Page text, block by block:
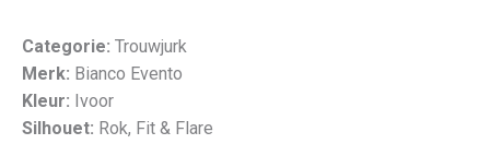
Categorie: Trouwjurk
Merk: Bianco Evento
Kleur: Ivoor
Silhouet: Rok, Fit & Flare